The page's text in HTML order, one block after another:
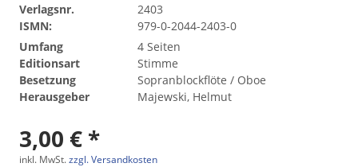
Verlagsnr.
2403
ISMN:
979-0-2044-2403-0
Umfang
4 Seiten
Editionsart
Stimme
Besetzung
Sopranblockflöte / Oboe
Herausgeber
Majewski, Helmut
3,00 € *
inkl. MwSt.zzgl. Versandkosten